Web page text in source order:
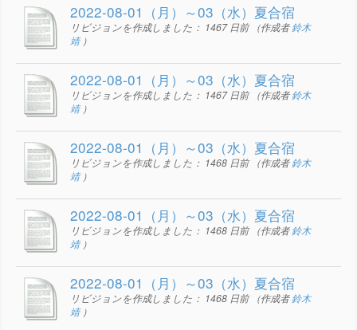
2022-08-01（月）～03（水）夏合宿
リビジョンを作成しました： 1467 日前（作成者鈴木
靖）
2022-08-01（月）～03（水）夏合宿
リビジョンを作成しました： 1467 日前（作成者鈴木
靖）
2022-08-01（月）～03（水）夏合宿
リビジョンを作成しました： 1468 日前（作成者鈴木
靖）
2022-08-01（月）～03（水）夏合宿
リビジョンを作成しました： 1468 日前（作成者鈴木
靖）
2022-08-01（月）～03（水）夏合宿
リビジョンを作成しました： 1468 日前（作成者鈴木
靖）